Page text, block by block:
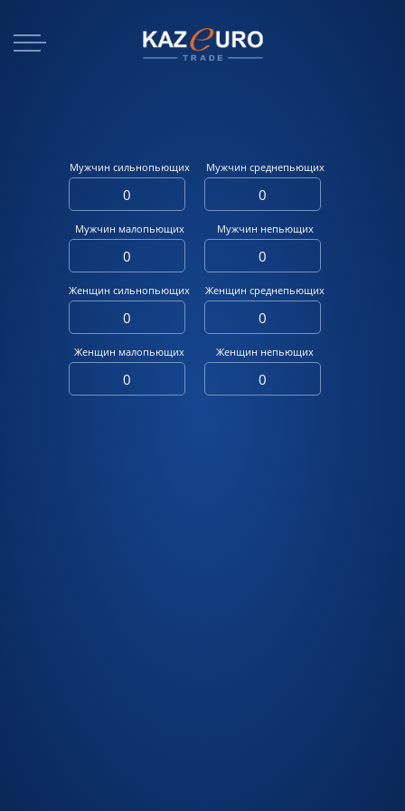
Мужчин сильнопьющих Мужчин среднепьющих
Мужчин малопьющих Мужчин непьющих
Женщин сильнопьющих Женщин среднепьющих
Женщин малопьющих Женщин непьющих